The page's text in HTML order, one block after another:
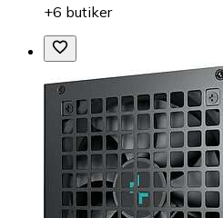
+6 butiker